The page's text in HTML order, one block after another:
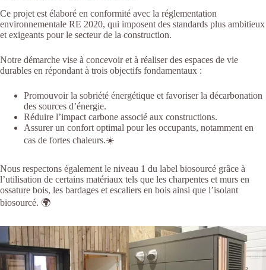
Ce projet est élaboré en conformité avec la réglementation
environnementale RE 2020, qui imposent des standards plus ambitieux
et exigeants pour le secteur de la construction.
Notre démarche vise à concevoir et à réaliser des espaces de vie
durables en répondant à trois objectifs fondamentaux :
Promouvoir la sobriété énergétique et favoriser la décarbonation
des sources d’énergie.
Réduire l’impact carbone associé aux constructions.
Assurer un confort optimal pour les occupants, notamment en
cas de fortes chaleurs.☀️
Nous respectons également le niveau 1 du label biosourcé grâce à
l’utilisation de certains matériaux tels que les charpentes et murs en
ossature bois, les bardages et escaliers en bois ainsi que l’isolant
biosourcé. 🌍